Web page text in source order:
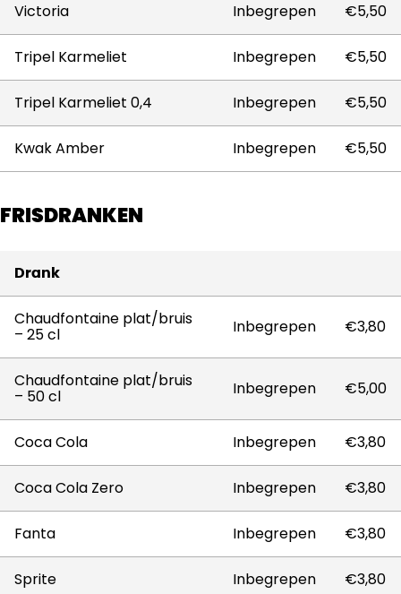
Victoria Inbegrepen €5,50
Tripel Karmeliet Inbegrepen €5,50
Tripel Karmeliet 0,4 Inbegrepen €5,50
Kwak Amber Inbegrepen €5,50
FRISDRANKEN
Drank
Chaudfontaine plat/bruis
– 25 cl Inbegrepen €3,80
Chaudfontaine plat/bruis
– 50 cl Inbegrepen €5,00
Coca Cola Inbegrepen €3,80
Coca Cola Zero Inbegrepen €3,80
Fanta Inbegrepen €3,80
Sprite Inbegrepen €3,80